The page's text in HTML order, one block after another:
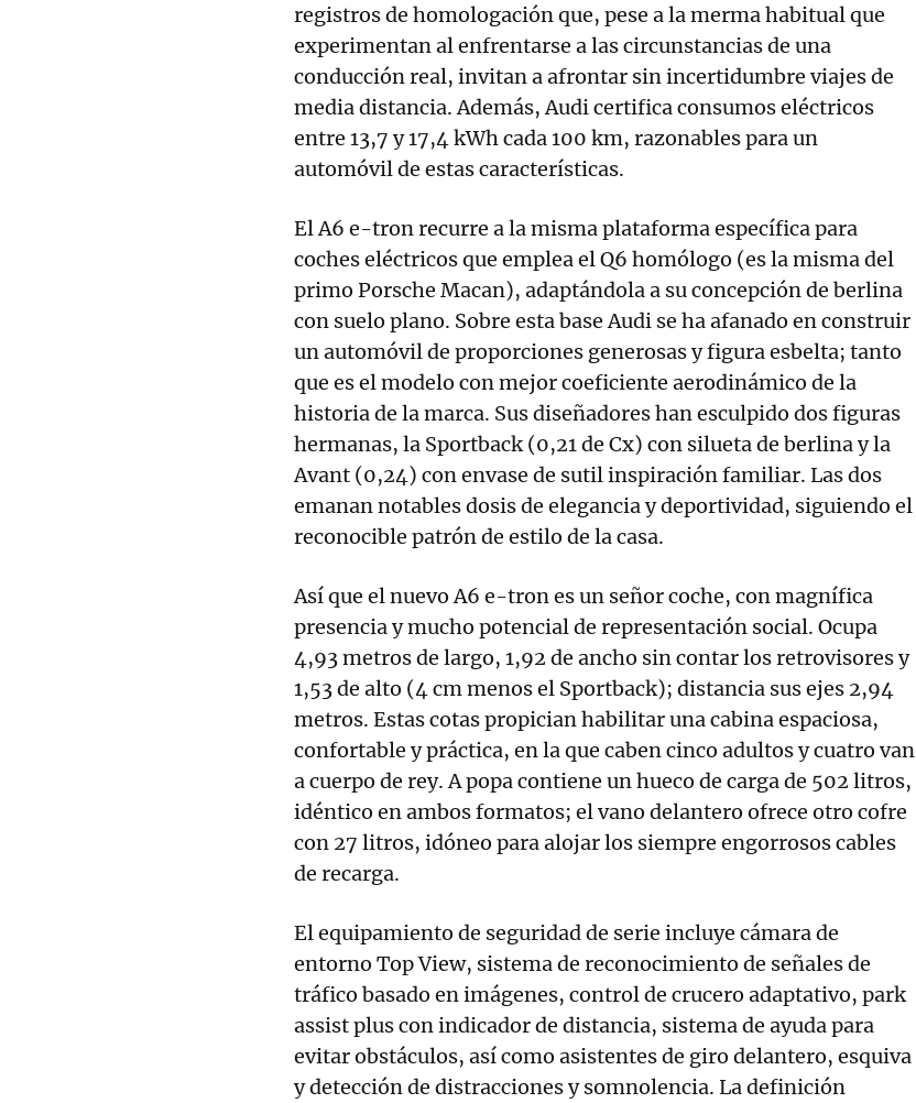
registros de homologación que, pese a la merma habitual que
experimentan al enfrentarse a las circunstancias de una
conducción real, invitan a afrontar sin incertidumbre viajes de
media distancia. Además, Audi certifica consumos eléctricos
entre 13,7 y 17,4 kWh cada 100 km, razonables para un
automóvil de estas características.
El A6 e-tron recurre a la misma plataforma específica para
coches eléctricos que emplea el Q6 homólogo (es la misma del
primo Porsche Macan), adaptándola a su concepción de berlina
con suelo plano. Sobre esta base Audi se ha afanado en construir
un automóvil de proporciones generosas y figura esbelta; tanto
que es el modelo con mejor coeficiente aerodinámico de la
historia de la marca. Sus diseñadores han esculpido dos figuras
hermanas, la Sportback (0,21 de Cx) con silueta de berlina y la
Avant (0,24) con envase de sutil inspiración familiar. Las dos
emanan notables dosis de elegancia y deportividad, siguiendo el
reconocible patrón de estilo de la casa.
Así que el nuevo A6 e-tron es un señor coche, con magnífica
presencia y mucho potencial de representación social. Ocupa
4,93 metros de largo, 1,92 de ancho sin contar los retrovisores y
1,53 de alto (4 cm menos el Sportback); distancia sus ejes 2,94
metros. Estas cotas propician habilitar una cabina espaciosa,
confortable y práctica, en la que caben cinco adultos y cuatro van
a cuerpo de rey. A popa contiene un hueco de carga de 502 litros,
idéntico en ambos formatos; el vano delantero ofrece otro cofre
con 27 litros, idóneo para alojar los siempre engorrosos cables
de recarga.
El equipamiento de seguridad de serie incluye cámara de
entorno Top View, sistema de reconocimiento de señales de
tráfico basado en imágenes, control de crucero adaptativo, park
assist plus con indicador de distancia, sistema de ayuda para
evitar obstáculos, así como asistentes de giro delantero, esquiva
y detección de distracciones y somnolencia. La definición